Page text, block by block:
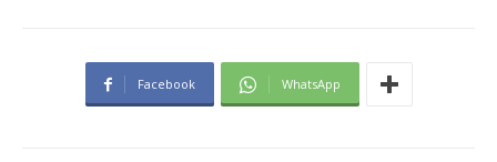
Facebook WhatsApp